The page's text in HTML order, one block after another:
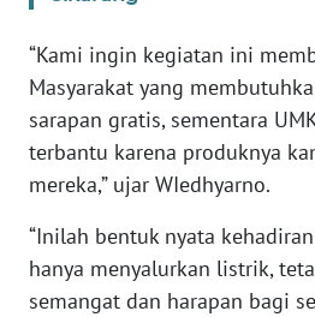
“Kami ingin kegiatan ini
Masyarakat yang
sarapan gratis, sementara
terbantu karena produknya
mereka,” ujar WIedhyarno.
“Inilah bentuk nyata
hanya menyalurkan listrik,
semangat dan harapan bagi
WN
WN
SULTENG
WN
WN
BABEL